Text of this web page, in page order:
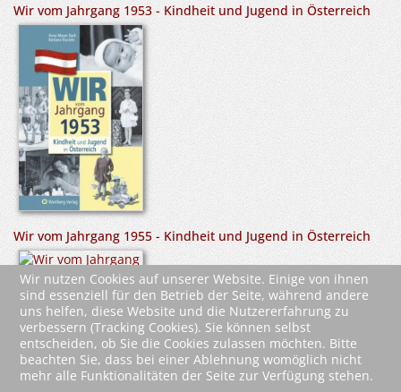
Wir vom Jahrgang 1953 - Kindheit und Jugend in Österreich
Wir vom Jahrgang 1955 - Kindheit und Jugend in Österreich
Wir nutzen Cookies auf unserer Website. Einige von ihnen
sind essenziell für den Betrieb der Seite, während andere
uns helfen, diese Website und die Nutzererfahrung zu
verbessern (Tracking Cookies). Sie können selbst
entscheiden, ob Sie die Cookies zulassen möchten. Bitte
beachten Sie, dass bei einer Ablehnung womöglich nicht
mehr alle Funktionalitäten der Seite zur Verfügung stehen.